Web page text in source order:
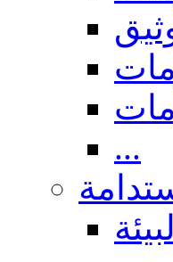
...
البيئة